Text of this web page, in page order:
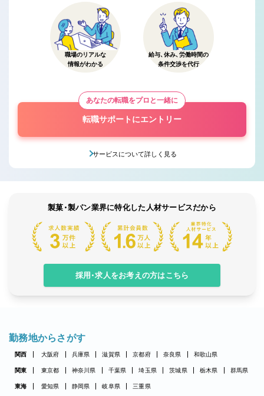
職場のリアルな
情報がわかる
給与、休み、労働時間の
条件交渉を代行
あなたの転職をプロと一緒に
転職サポートにエントリー
サービスについて詳しく見る
製菓・製パン業界に特化した人材サービスだから
採用・求人をお考えの方はこちら
勤務地からさがす
関西 大阪府 兵庫県 滋賀県 京都府 奈良県 和歌山県
関東 東京都 神奈川県 千葉県 埼玉県 茨城県 栃木県 群馬県
東海 愛知県 静岡県 岐阜県 三重県